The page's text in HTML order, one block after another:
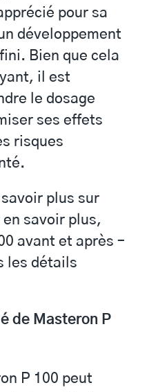
pour sa
développement
Bien que cela
il est
le dosage
ses effets
risques
plus sur
en savoir plus,
avant et après –
les détails
de Masteron P
P 100 peut